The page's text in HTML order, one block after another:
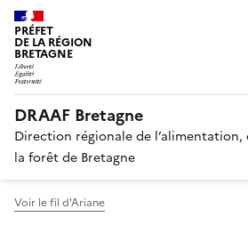
PRÉFET
DE LA RÉGION
BRETAGNE
DRAAF Bretagne
Direction régionale de l’alimentation,
la forêt de Bretagne
Voir le fil d'Ariane